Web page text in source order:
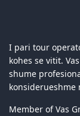
I pari tour
kohes se vitit.
shume
konsiderueshme
Member of Vas